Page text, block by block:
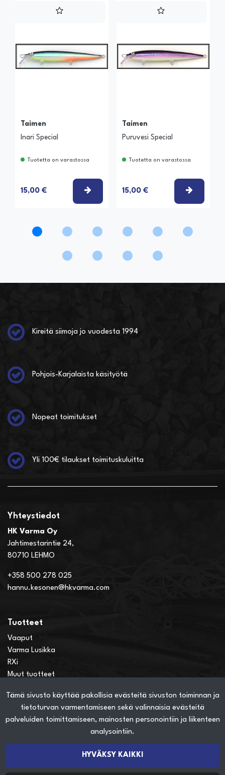
Tämä sivusto käyttää pakollisia evästeitä sivuston toiminnan ja
tietoturvan varmentamiseen sekä valinnaisia evästeitä
palveluiden toimittamiseen, mainosten personointiin ja liikenteen
analysointiin.
HYVÄKSY KAIKKI
Taimen
Inari Special
Tuotetta on varastossa
15,00 € VALITSE VAIHTOEHTO
Taimen
Puruvesi Special
Tuotetta on varastossa
15,00 €
Kireitä siimoja jo vuodesta 1994
Pohjois-Karjalaista käsityötä
Nopeat toimitukset
Yli 100€ tilaukset toimituskuluitta
Yhteystiedot
HK Varma Oy
Jahtimestarintie 24,
80710 LEHMO
+358 500 278 025
hannu.kesonen@hkvarma.com
Tuotteet
Vaaput
Varma Lusikka
RXi
Muut tuotteet
Verkkokauppainfo
Näin teet ostoksia verkkokaupassa
Tietosuojaseloste